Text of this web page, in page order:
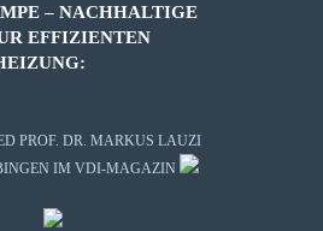
– NACHHALTIGE
EFFIZIENTEN
PROF. DR. MARKUS LAUZI
IM VDI-MAGAZIN